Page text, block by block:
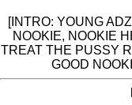
[INTRO: YOUNG
NOOKIE, NOOKIE
TREAT THE PUSSY
GOOD